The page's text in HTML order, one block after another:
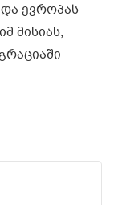
ევროპას
მისიას,